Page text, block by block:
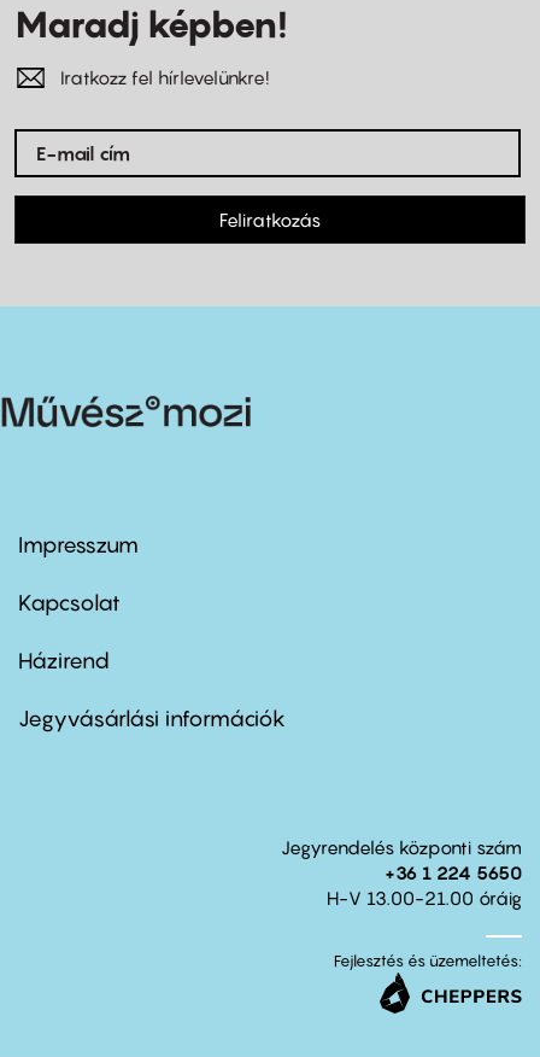
Maradj képben!
Iratkozz fel hírlevelünkre!
Feliratkozás
Footer
first
Impresszum
Kapcsolat
Footer
second
Házirend
Jegyvásárlási információk
Jegyrendelés központi szám
+36 1 224 5650
H-V 13.00-21.00 óráig
Fejlesztés és üzemeltetés: